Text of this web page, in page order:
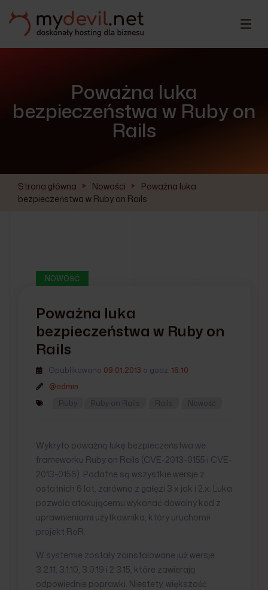
Poważna luka
bezpieczeństwa w Ruby on
Rails
Strona główna Nowości
Poważna luka
bezpieczeństwa w Ruby on Rails
NOWOŚĆ
Poważna luka
bezpieczeństwa w Ruby on
Rails
Opublikowano 09.01.2013 o godz. 16:10
@admin
Ruby
Ruby on Rails Rails Nowość
Wykryto poważną lukę bezpieczeństwa we
frameworku Ruby on Rails (CVE-2013-0155 i CVE-
2013-0156). Podatne są wszystkie wersje z
ostatnich 6 lat, zarówno z gałęzi 3.x jak i 2.x. Luka
pozwala atakującemu wykonać dowolny kod z
uprawnieniami użytkownika, który uruchomił
projekt RoR.
W systemie zostały zainstalowane już wersje
3.2.11, 3.1.10, 3.0.19 i 2.3.15, które zawierają
odpowiednie poprawki. Niestety, większość